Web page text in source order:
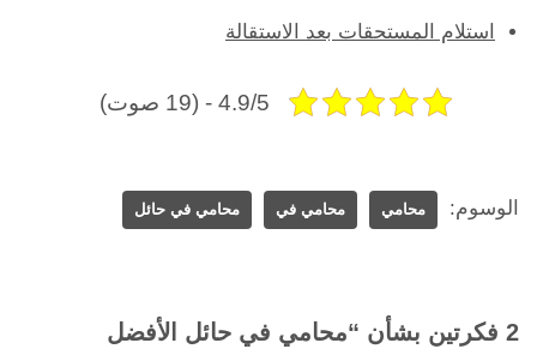
استلام المستحقات بعد الاستقالة
4.9/5 - (19 صوت)
الوسوم: محامي محامي في محامي في حائل
2 فكرتين بشأن “محامي في حائل الأفضل